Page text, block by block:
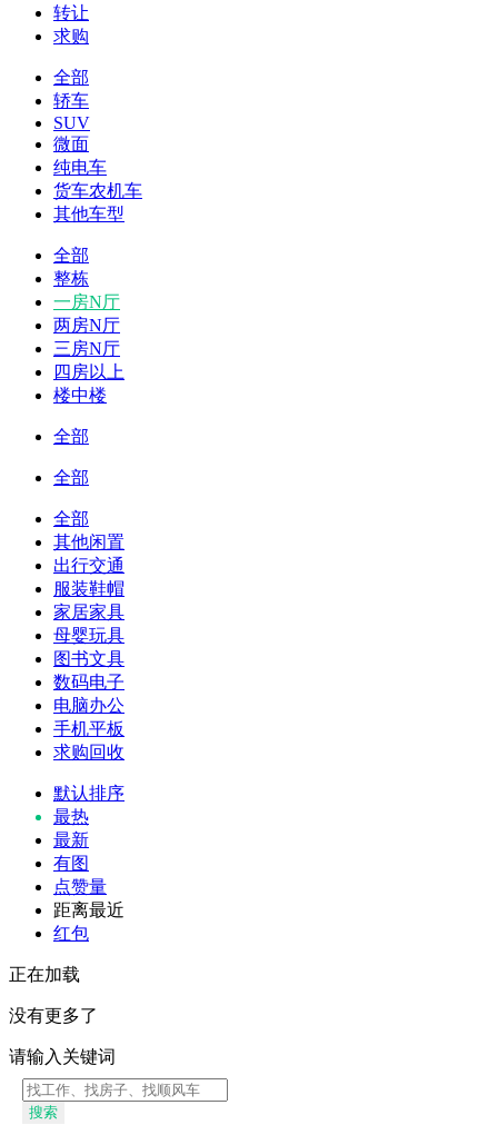
转让
求购
全部
轿车
SUV
微面
纯电车
货车农机车
其他车型
全部
整栋
一房N厅
两房N厅
三房N厅
四房以上
楼中楼
全部
全部
全部
其他闲置
出行交通
服装鞋帽
家居家具
母婴玩具
图书文具
数码电子
电脑办公
手机平板
求购回收
默认排序
最热
最新
有图
点赞量
距离最近
红包
正在加载
没有更多了
请输入关键词
搜索